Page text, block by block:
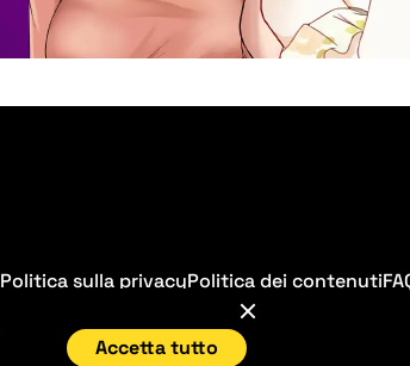
Politica sulla privacyPolitica dei contenuti
Accetta tutto